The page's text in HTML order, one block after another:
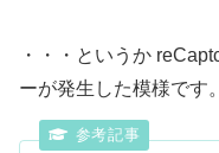
・・・というか
ーが発生した模様です。